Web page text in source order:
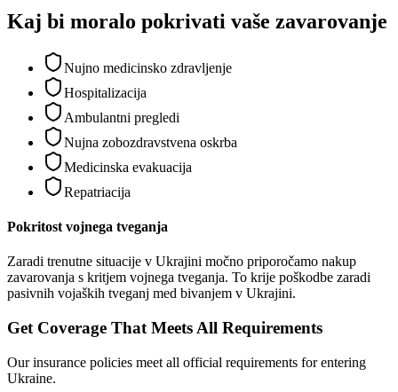
Kaj bi moralo pokrivati vaše zavarovanje
Nujno medicinsko zdravljenje
Hospitalizacija
Ambulantni pregledi
Nujna zobozdravstvena oskrba
Medicinska evakuacija
Repatriacija
Pokritost vojnega tveganja
Zaradi trenutne situacije v Ukrajini močno priporočamo nakup
zavarovanja s kritjem vojnega tveganja. To krije poškodbe zaradi
pasivnih vojaških tveganj med bivanjem v Ukrajini.
Get Coverage That Meets All Requirements
Our insurance policies meet all official requirements for entering
Ukraine.